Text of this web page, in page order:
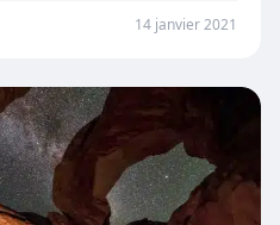
14 janvier 2021